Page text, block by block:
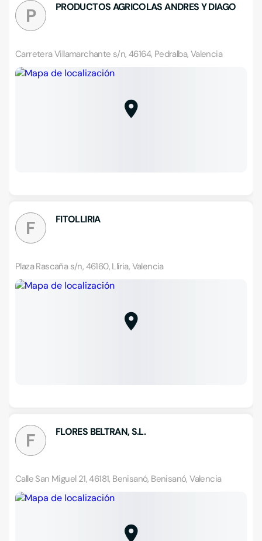
P PRODUCTOS AGRICOLAS ANDRES Y DIAGO
Carretera Villamarchante s/n, 46164, Pedralba, Valencia
F FITOLLIRIA
Plaza Rascaña s/n, 46160, Llíria, Valencia
F FLORES BELTRAN, S.L.
Calle San Miguel 21, 46181, Benisanó, Benisanó, Valencia